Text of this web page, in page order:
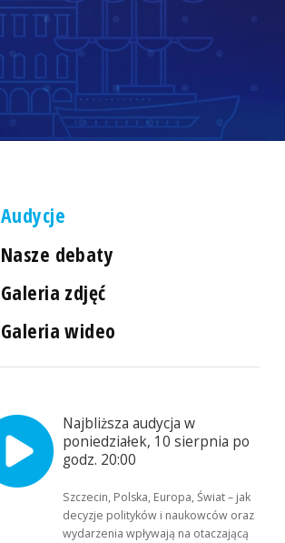
Audycje
Nasze debaty
Galeria zdjęć
Galeria wideo
Najbliższa audycja w
poniedziałek, 10 sierpnia po
godz. 20:00
Szczecin, Polska, Europa, Świat – jak
decyzje polityków i naukowców oraz
wydarzenia wpływają na otaczającą